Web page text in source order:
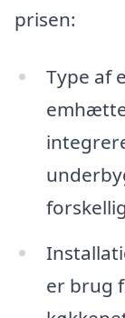
prisen:
Type af
er brug